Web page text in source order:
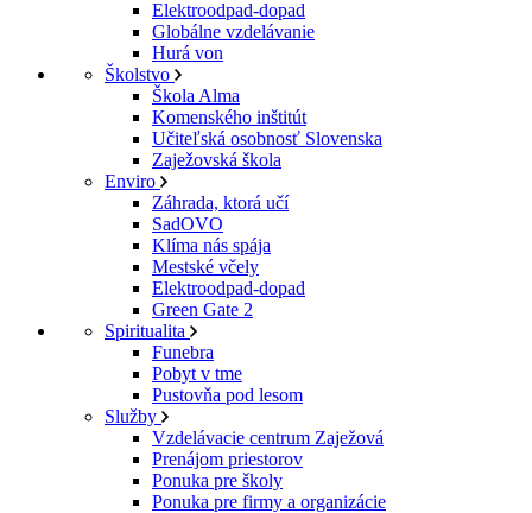
Elektroodpad-dopad
Globálne vzdelávanie
Hurá von
Školstvo
Škola Alma
Komenského inštitút
Učiteľská osobnosť Slovenska
Zaježovská škola
Enviro
Záhrada, ktorá učí
SadOVO
Klíma nás spája
Mestské včely
Elektroodpad-dopad
Green Gate 2
Spiritualita
Funebra
Pobyt v tme
Pustovňa pod lesom
Služby
Vzdelávacie centrum Zaježová
Prenájom priestorov
Ponuka pre školy
Ponuka pre firmy a organizácie